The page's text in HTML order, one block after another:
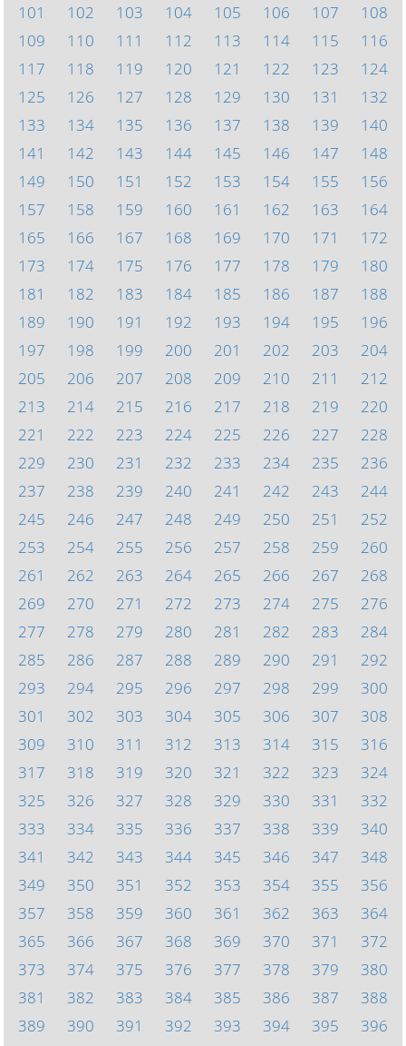
101
102 103 104 105 106 107
108
109
110 111 112 113 114 115
116
117
118 119 120 121 122 123
124
125
126 127 128 129 130 131
132
133
134 135 136 137 138 139
140
141
142 143 144 145 146 147
148
149
150 151 152 153 154 155
156
157
158 159 160 161 162 163
164
165
166 167 168 169 170 171
172
173
174 175 176 177 178 179
180
181
182 183 184 185 186 187
188
189
190 191 192 193 194 195
196
197
198 199 200 201 202 203
204
205
206 207 208 209 210 211
212
213
214 215 216 217 218 219
220
221
222 223 224 225 226 227
228
229
230 231 232 233 234 235
236
237
238 239 240 241 242 243
244
245
246 247 248 249 250 251
252
253
254 255 256 257 258 259
260
261
262 263 264 265 266 267
268
269
270 271 272 273 274 275
276
277
278 279 280 281 282 283
284
285
286 287 288 289 290 291
292
293
294 295 296 297 298 299
300
301
302 303 304 305 306 307
308
309
310 311 312 313 314 315
316
317
318 319 320 321 322 323
324
325
326 327 328 329 330 331
332
333
334 335 336 337 338 339
340
341
342 343 344 345 346 347
348
349
350 351 352 353 354 355
356
357
358 359 360 361 362 363
364
365
366 367 368 369 370 371
372
373
374 375 376 377 378 379
380
381
382 383 384 385 386 387
388
389
390 391 392 393 394 395
396